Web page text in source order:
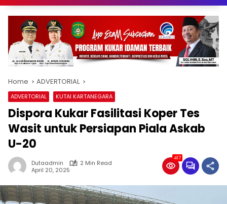
Home ADVERTORIAL
ADVERTORIAL KUTAI KARTANEGARA
Dispora Kukar Fasilitasi Koper Tes
Wasit untuk Persiapan Piala Askab
U-20
Dutaadmin
2 Min Read
April 20, 2025
417